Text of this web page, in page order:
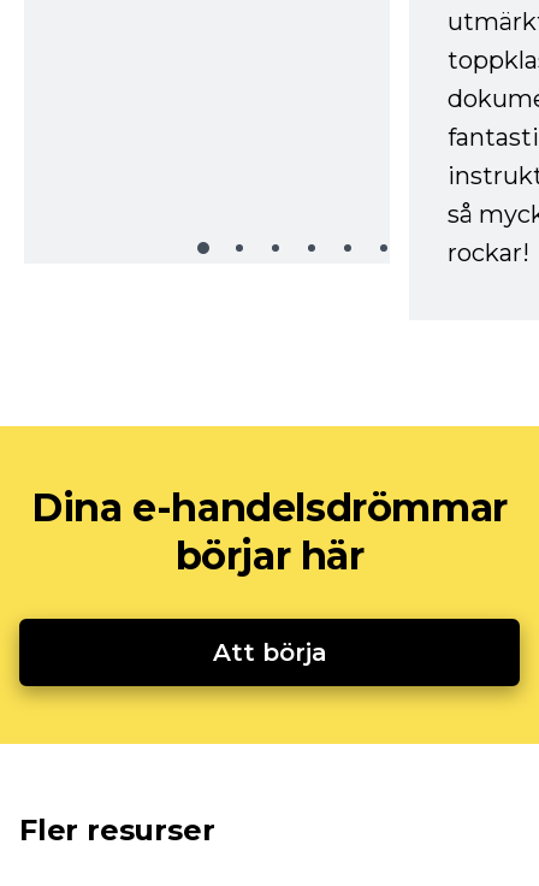
så
rockar!
Dina e-handelsdrömmar
börjar här
Att börja
Fler resurser